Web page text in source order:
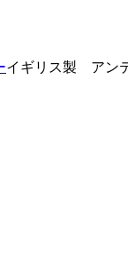
イギリス製 アン